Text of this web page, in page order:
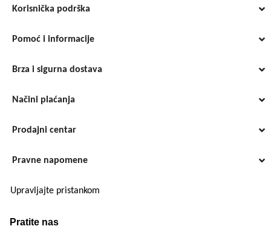
Korisnička podrška
Pomoć i informacije
Brza i sigurna dostava
Načini plaćanja
Prodajni centar
Pravne napomene
Upravljajte pristankom
Pratite nas